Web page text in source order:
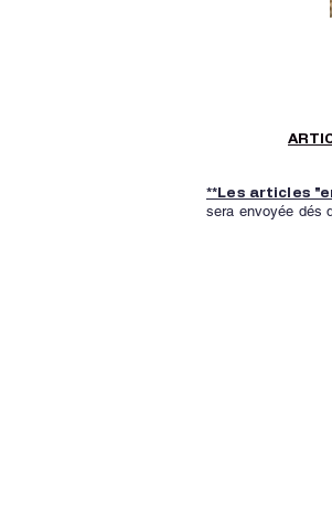
**Les articles
sera envoyée dés